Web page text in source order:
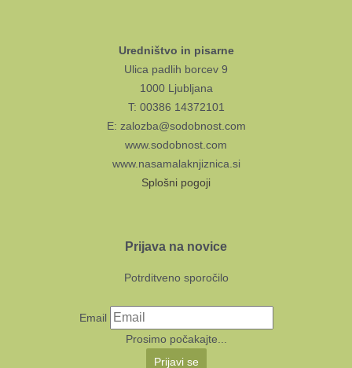
Uredništvo in pisarne
Ulica padlih borcev 9
1000 Ljubljana
T: 00386 14372101
E: zalozba@sodobnost.com
www.sodobnost.com
www.nasamalaknjiznica.si
Splošni pogoji
Prijava na novice
Potrditveno sporočilo
Email
Prosimo počakajte...
Prijavi se